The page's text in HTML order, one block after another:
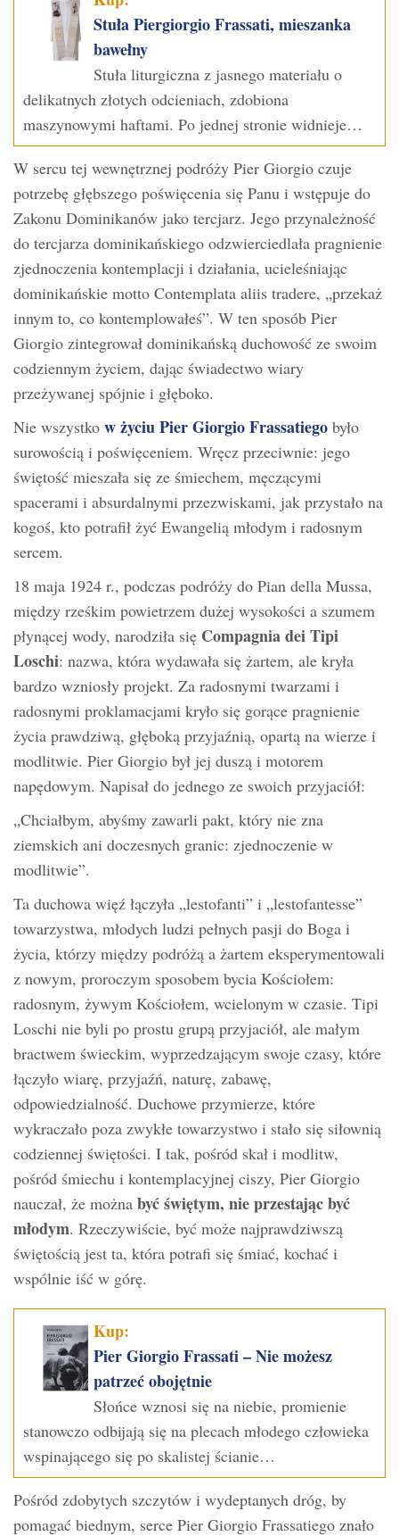
Stuła Piergiorgio Frassati, mieszanka
bawełny
Stuła liturgiczna z jasnego materiału o
delikatnych złotych odcieniach, zdobiona
maszynowymi haftami. Po jednej stronie widnieje…
W sercu tej wewnętrznej podróży Pier Giorgio czuje
potrzebę głębszego poświęcenia się Panu i wstępuje do
Zakonu Dominikanów jako tercjarz. Jego przynależność
do tercjarza dominikańskiego odzwierciedlała pragnienie
zjednoczenia kontemplacji i działania, ucieleśniając
dominikańskie motto Contemplata aliis tradere, „przekaż
innym to, co kontemplowałeś”. W ten sposób Pier
Giorgio zintegrował dominikańską duchowość ze swoim
codziennym życiem, dając świadectwo wiary
przeżywanej spójnie i głęboko.
Nie wszystko w życiu Pier Giorgio Frassatiego było
surowością i poświęceniem. Wręcz przeciwnie: jego
świętość mieszała się ze śmiechem, męczącymi
spacerami i absurdalnymi przezwiskami, jak przystało na
kogoś, kto potrafił żyć Ewangelią młodym i radosnym
sercem.
18 maja 1924 r., podczas podróży do Pian della Mussa,
między rześkim powietrzem dużej wysokości a szumem
płynącej wody, narodziła się Compagnia dei Tipi
Loschi: nazwa, która wydawała się żartem, ale kryła
bardzo wzniosły projekt. Za radosnymi twarzami i
radosnymi proklamacjami kryło się gorące pragnienie
życia prawdziwą, głęboką przyjaźnią, opartą na wierze i
modlitwie. Pier Giorgio był jej duszą i motorem
napędowym. Napisał do jednego ze swoich przyjaciół:
„Chciałbym, abyśmy zawarli pakt, który nie zna
ziemskich ani doczesnych granic: zjednoczenie w
modlitwie”.
Ta duchowa więź łączyła „lestofanti” i „lestofantesse”
towarzystwa, młodych ludzi pełnych pasji do Boga i
życia, którzy między podróżą a żartem eksperymentowali
z nowym, proroczym sposobem bycia Kościołem:
radosnym, żywym Kościołem, wcielonym w czasie. Tipi
Loschi nie byli po prostu grupą przyjaciół, ale małym
bractwem świeckim, wyprzedzającym swoje czasy, które
łączyło wiarę, przyjaźń, naturę, zabawę,
odpowiedzialność. Duchowe przymierze, które
wykraczało poza zwykłe towarzystwo i stało się siłownią
codziennej świętości. I tak, pośród skał i modlitw,
pośród śmiechu i kontemplacyjnej ciszy, Pier Giorgio
nauczał, że można być świętym, nie przestając być
młodym. Rzeczywiście, być może najprawdziwszą
świętością jest ta, która potrafi się śmiać, kochać i
wspólnie iść w górę.
Kup:
Pier Giorgio Frassati – Nie możesz
patrzeć obojętnie
Słońce wznosi się na niebie, promienie
stanowczo odbijają się na plecach młodego człowieka
wspinającego się po skalistej ścianie…
Pośród zdobytych szczytów i wydeptanych dróg, by
pomagać biednym, serce Pier Giorgio Frassatiego znało